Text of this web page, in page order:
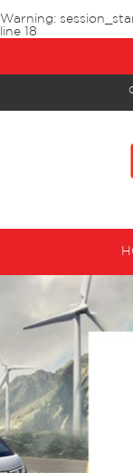
Warning:
line 18